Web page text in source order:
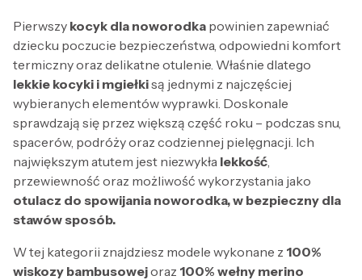
Pierwszy kocyk dla noworodka powinien zapewniać
dziecku poczucie bezpieczeństwa, odpowiedni komfort
termiczny oraz delikatne otulenie. Właśnie dlatego
lekkie kocyki i mgiełkisą jednymi z najczęściej
wybieranych elementów wyprawki. Doskonale
sprawdzają się przez większą część roku – podczas snu,
spacerów, podróży oraz codziennej pielęgnacji. Ich
największym atutem jest niezwykła lekkość
przewiewność oraz możliwość wykorzystania jako
otulacz do spowijania noworodka, w bezpieczny dla
stawów sposób.
W tej kategorii znajdziesz modele wykonane z 100%
wiskozy bambusowejoraz 100% wełny merino